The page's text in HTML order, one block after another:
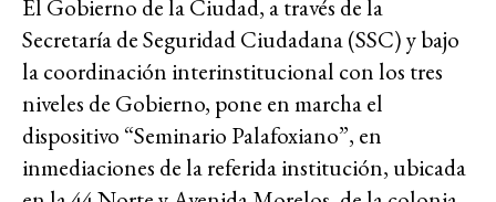
El Gobierno de la Ciudad, a través de la
Secretaría de Seguridad Ciudadana (SSC) y bajo
la coordinación interinstitucional con los tres
niveles de Gobierno, pone en marcha el
dispositivo “Seminario Palafoxiano”, en
inmediaciones de la referida institución, ubicada